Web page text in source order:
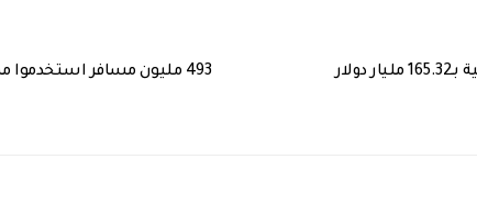
493 مليون مسافر استخدموا مطار دبي منذ عام 1960